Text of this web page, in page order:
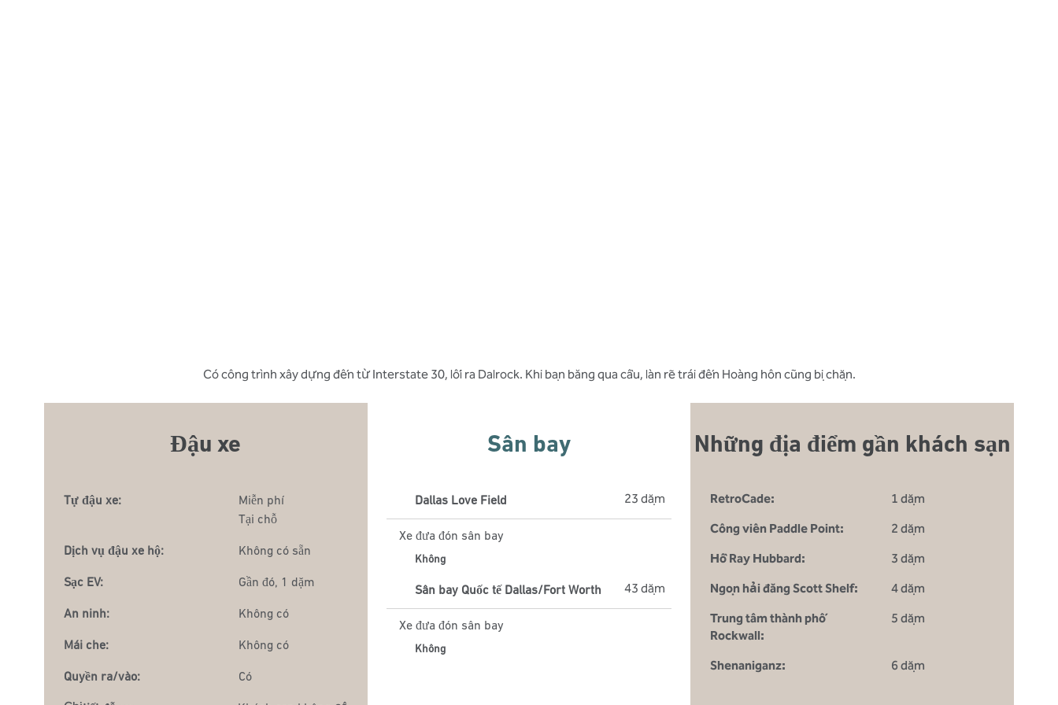
Có công trình xây dựng đến từ Interstate 30, lối ra Dalrock. Khi bạn băng qua cầu, làn rẽ trái đến Hoàng hôn cũng bị chặn.
Đậu xe
Tự đậu xe:
Miễn phí
Tại chỗ
Dịch vụ đậu xe hộ: Không có sẵn
Sạc EV: Gần đó, 1 dặm
An ninh: Không có
Mái che: Không có
Quyền ra/vào: Có
Sân bay
Dallas Love Field 23 dặm
Xe đưa đón sân bay
Không
Sân bay Quốc tế Dallas/Fort Worth 43 dặm
Xe đưa đón sân bay
Không
Những địa điểm gần khách sạn
RetroCade:
1 dặm
Công viên Paddle Point:
2 dặm
Hồ Ray Hubbard:
3 dặm
Ngọn hải đăng Scott Shelf:
4 dặm
Trung tâm thành phố
Rockwall:
5 dặm
Shenaniganz: 6 dặm